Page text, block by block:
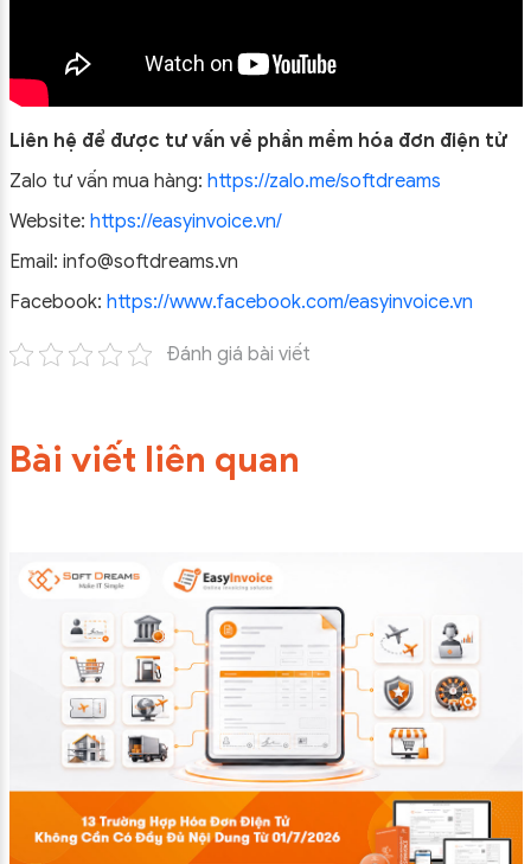
Liên hệ để được tư vấn về phần mềm hóa đơn điện tử
Zalo tư vấn mua hàng: https://zalo.me/softdreams
Website: https://easyinvoice.vn/
Email: info@softdreams.vn
Facebook: https://www.facebook.com/easyinvoice.vn
Đánh giá bài viết
Bài viết liên quan